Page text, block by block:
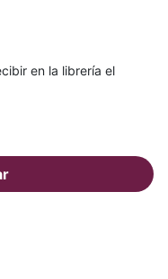
en la librería el